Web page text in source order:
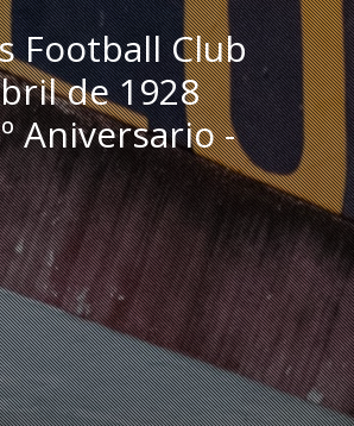
I
Football Club
de 1928
Aniversario -